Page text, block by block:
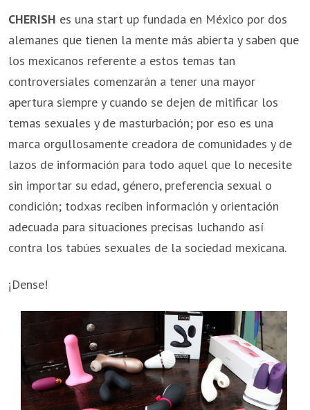
CHERISH es una start up fundada en México por dos
alemanes que tienen la mente más abierta y saben que
los mexicanos referente a estos temas tan
controversiales comenzarán a tener una mayor
apertura siempre y cuando se dejen de mitificar los
temas sexuales y de masturbación; por eso es una
marca orgullosamente creadora de comunidades y de
lazos de información para todo aquel que lo necesite
sin importar su edad, género, preferencia sexual o
condición; todxas reciben información y orientación
adecuada para situaciones precisas luchando así
contra los tabúes sexuales de la sociedad mexicana.
¡Dense!